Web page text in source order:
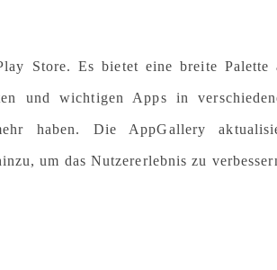
Store. Es bietet eine breite Palette
und wichtigen Apps in
haben. Die AppGallery
um das Nutzererlebnis zu